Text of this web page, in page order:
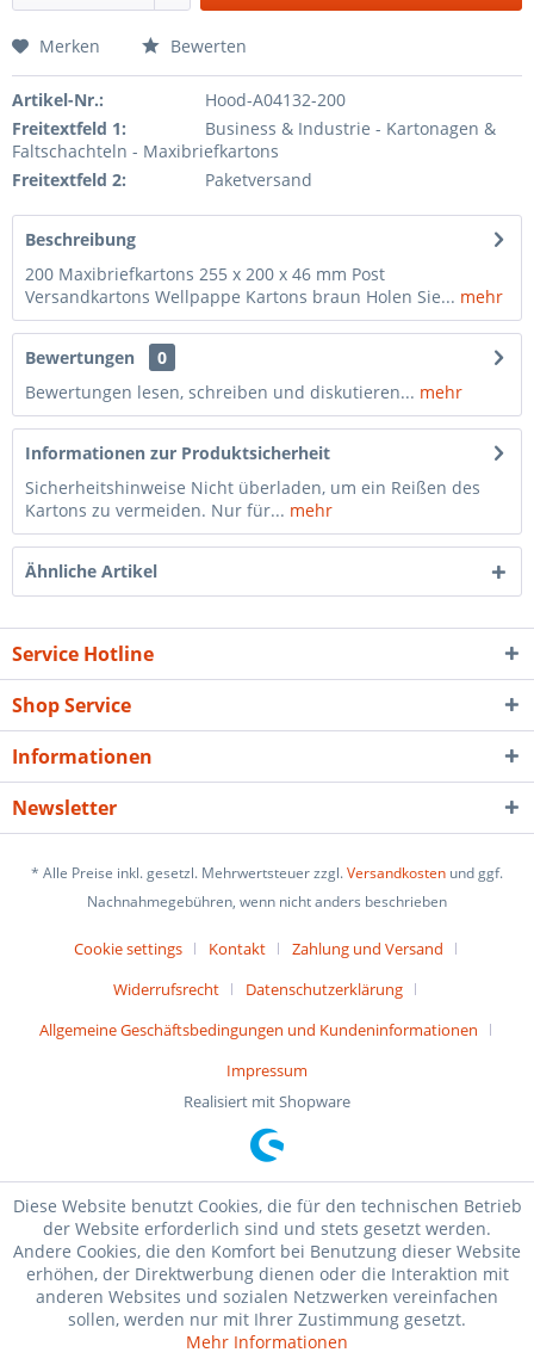
Merken Bewerten
Artikel-Nr.:
Hood-A04132-200
Freitextfeld 1:
Business & Industrie - Kartonagen &
Faltschachteln - Maxibriefkartons
Freitextfeld 2:
Paketversand
Beschreibung
200 Maxibriefkartons 255 x 200 x 46 mm Post
Versandkartons Wellpappe Kartons braun Holen Sie... mehr
Bewertungen
0
Bewertungen lesen, schreiben und diskutieren... mehr
Informationen zur Produktsicherheit
Sicherheitshinweise Nicht überladen, um ein Reißen des
Kartons zu vermeiden. Nur für... mehr
Ähnliche Artikel
Service Hotline
Shop Service
Informationen
Newsletter
* Alle Preise inkl. gesetzl. Mehrwertsteuer zzgl.Versandkosten und ggf.
Nachnahmegebühren, wenn nicht anders beschrieben
Cookie settings Kontakt
Zahlung und Versand
Widerrufsrecht
Datenschutzerklärung
Allgemeine Geschäftsbedingungen und Kundeninformationen
Impressum
Realisiert mit Shopware
Diese Website benutzt Cookies, die für den technischen Betrieb
der Website erforderlich sind und stets gesetzt werden.
Andere Cookies, die den Komfort bei Benutzung dieser Website
erhöhen, der Direktwerbung dienen oder die Interaktion mit
anderen Websites und sozialen Netzwerken vereinfachen
sollen, werden nur mit Ihrer Zustimmung gesetzt.
Mehr Informationen